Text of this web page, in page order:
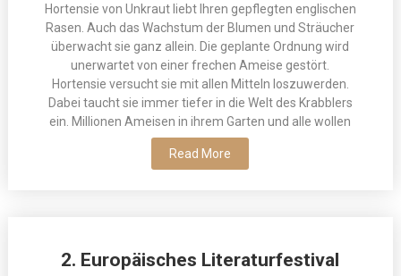
Hortensie von Unkraut liebt Ihren gepflegten englischen
Rasen. Auch das Wachstum der Blumen und Sträucher
überwacht sie ganz allein. Die geplante Ordnung wird
unerwartet von einer frechen Ameise gestört.
Hortensie versucht sie mit allen Mitteln loszuwerden.
Dabei taucht sie immer tiefer in die Welt des Krabblers
ein. Millionen Ameisen in ihrem Garten und alle wollen
Read More
2. Europäisches Literaturfestival